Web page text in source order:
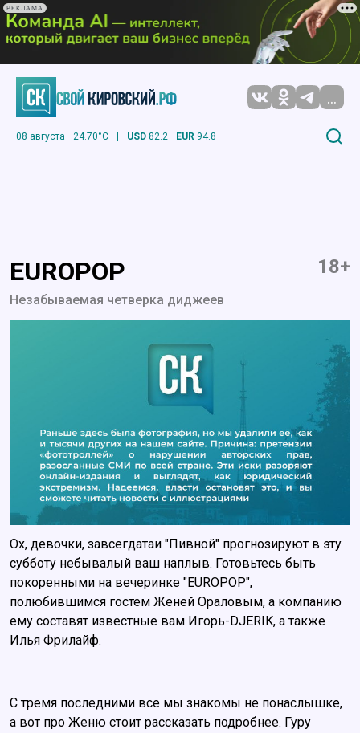
РЕКЛАМА
...
08 августа 24.70°C | USD 82.2 EUR 94.8
EUROPOP 18+
Незабываемая четверка диджеев
Ох, девочки, завсегдатаи "Пивной" прогнозируют в эту
субботу небывалый ваш наплыв. Готовьтесь быть
покоренными на вечеринке "EUROPOP",
полюбившимся гостем Женей Ораловым, а компанию
ему составят известные вам Игорь-DJERIK, а также
Илья Фрилайф.
С тремя последними все мы знакомы не понаслышке,
а вот про Женю стоит рассказать подробнее. Гуру